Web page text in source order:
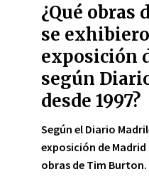
¿Qué obras
se
exposición
según
desde 1997?
Según el Diario
exposición de
obras de Tim Burton.